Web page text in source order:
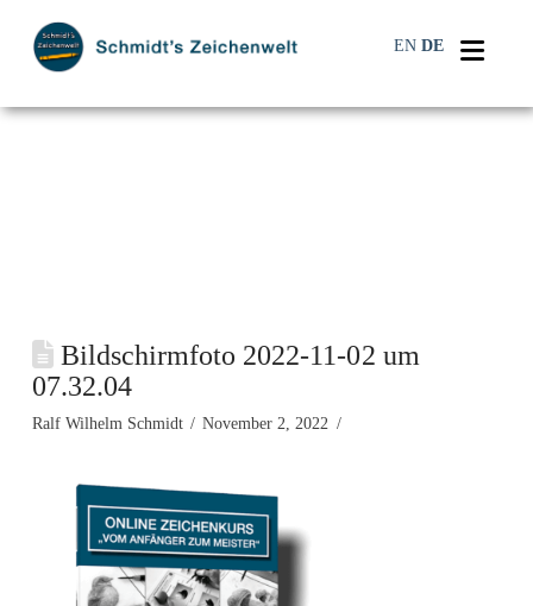
Bildschirmfoto 2022-11-02 um
07.32.04
Ralf Wilhelm Schmidt November 2, 2022
EN DE